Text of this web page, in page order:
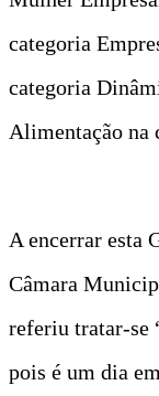
categoria
categoria
Alimentação na
A encerrar esta
Câmara
referiu tratar-se
pois é um dia